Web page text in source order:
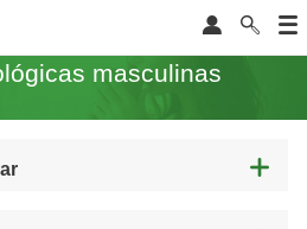
masculinas